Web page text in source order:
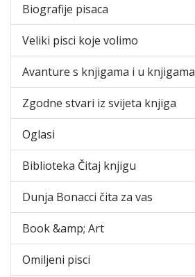
Biografije pisaca
Veliki pisci koje volimo
Avanture s knjigama i u knjigama
Zgodne stvari iz svijeta knjiga
Oglasi
Biblioteka Čitaj knjigu
Dunja Bonacci čita za vas
Book &amp; Art
Omiljeni pisci